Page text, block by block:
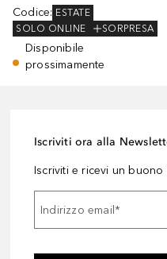
Codice: ESTATE
SOLO ONLINE
SORPRESA
Disponibile
prossimamente
Iscriviti ora alla
Iscriviti e ricevi un
Indirizzo email *